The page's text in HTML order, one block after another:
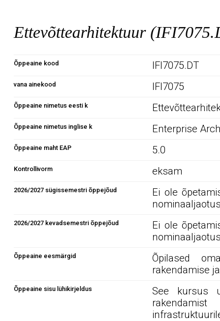
Ettevõttearhitektuur
Õppeaine kood IFI7075.DT
vana ainekood IFI7075
Õppeaine nimetus eesti k
Õppeaine nimetus inglise k Enterprise
Õppeaine maht EAP 5.0
Kontrollivorm eksam
2026/2027 sügissemestri õppejõud
Ei ole
2026/2027 kevadsemestri õppejõud
Ei ole
Õppeaine eesmärgid
Õpilased
rakendamise
Õppeaine sisu lühikirjeldus
See kursus